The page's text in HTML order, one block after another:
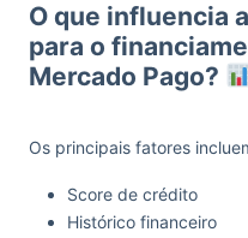
O que influencia
para o
Mercado Pago?
Os principais fatores
Score de crédito
Histórico financeiro